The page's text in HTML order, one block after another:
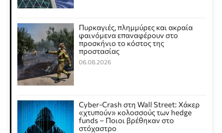
Πυρκαγιές, πλημμύρες και ακραία
φαινόμενα επαναφέρουν στο
προσκήνιο το κόστος της
προστασίας
06.08.2026
Cyber-Crash στη Wall Street: Χάκερ
«χτυπούν» κολοσσούς των hedge
funds – Ποιοι βρέθηκαν στο
στόχαστρο